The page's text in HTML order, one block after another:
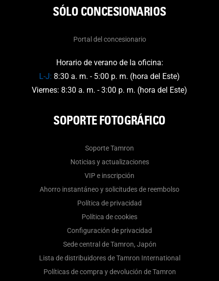
SÓLO CONCESIONARIOS
Portal del concesionario
Horario de verano de la oficina:
L-J: 8:30 a. m. - 5:00 p. m. (hora del Este)
Viernes: 8:30 a. m. - 3:00 p. m. (hora del Este)
SOPORTE FOTOGRÁFICO
Soporte Tamron
Noticias y actualizaciones
VIP e inscripción
Ahorro instantáneo y solicitudes de reembolso
Política de privacidad
Política de cookies
Configuración de privacidad
Sede central de Tamron, Japón
Lista de distribuidores de Tamron International
Políticas de compra y devolución de Tamron